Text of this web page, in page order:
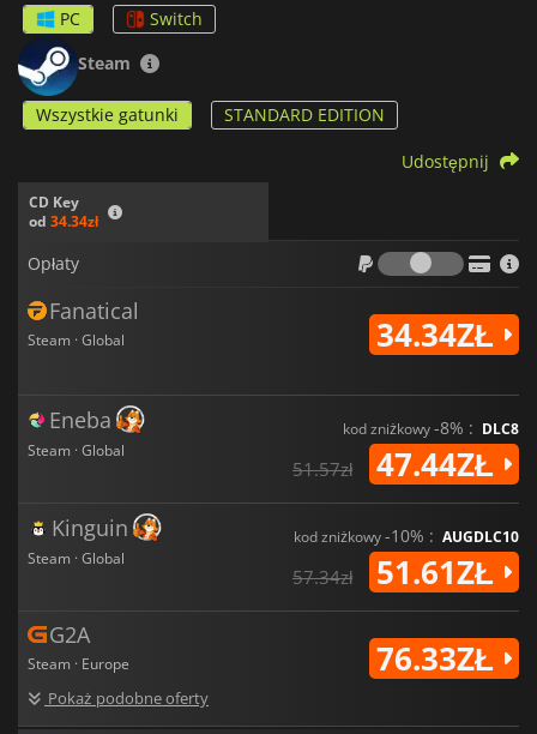
PC
Switch
Steam
Wszystkie gatunki STANDARD EDITION
CD Key
od 34.34zł
Udostępnij
Opłaty
Opłaty
Fanatical
Steam · Global 34.34ZŁ
Eneba
Steam · Global
kod zniżkowy-8% : DLC8
51.57zł 47.44ZŁ
Kinguin
Steam · Global
kod zniżkowy-10% : AUGDLC10
57.34zł 51.61ZŁ
G2A
Steam · Europe
Pokaż podobne oferty
76.33ZŁ